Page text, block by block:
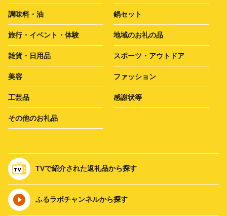
調味料・油 鍋セット
旅行・イベント・体験 地域のお礼の品
雑貨・日用品 スポーツ・アウトドア
美容 ファッション
工芸品 感謝状等
その他のお礼品
TVで紹介された返礼品から探す
ふるラボチャンネルから探す